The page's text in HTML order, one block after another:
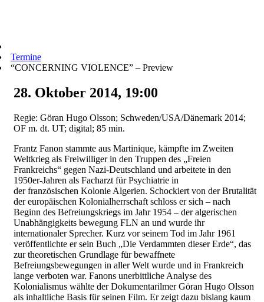
Termine
“CONCERNING VIOLENCE” – Preview
28. Oktober 2014, 19:00
Regie: Göran Hugo Olsson; Schweden/USA/Dänemark 2014;
OF m. dt. UT; digital; 85 min.
Frantz Fanon stammte aus Martinique, kämpfte im Zweiten
Weltkrieg als Freiwilliger in den Truppen des „Freien
Frankreichs“ gegen Nazi-Deutschland und arbeitete in den
1950er-Jahren als Facharzt für Psychiatrie in
der französischen Kolonie Algerien. Schockiert von der Brutalität
der europäischen Kolonialherrschaft schloss er sich – nach
Beginn des Befreiungskriegs im Jahr 1954 – der algerischen
Unabhängigkeits bewegung FLN an und wurde ihr
internationaler Sprecher. Kurz vor seinem Tod im Jahr 1961
veröffentlichte er sein Buch „Die Verdammten dieser Erde“, das
zur theoretischen Grundlage für bewaffnete
Befreiungsbewegungen in aller Welt wurde und in Frankreich
lange verboten war. Fanons unerbittliche Analyse des
Kolonialismus wählte der Dokumentarilmer Göran Hugo Olsson
als inhaltliche Basis für seinen Film. Er zeigt dazu bislang kaum